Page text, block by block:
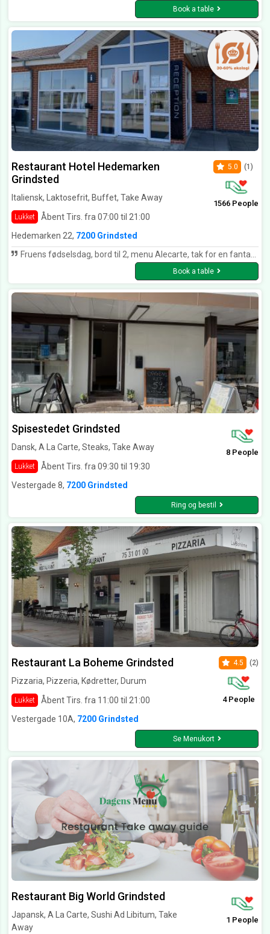
Book a table
Restaurant Hotel Hedemarken
Grindsted
Italiensk, Laktosefrit, Buffet, Take Away
Lukket Åbent Tirs. fra 07:00 til 21:00
5.0 (1)
1566 People
Hedemarken 22, 7200 Grindsted
Fruens fødselsdag, bord til 2, menu Alecarte, tak for en fantastisk oplevelse, super betjening, fantastisk mad og tak for alle de små overraskelser. Vi har nydt de små kager i dag..... tusind tak for en dejlig aften👍😀 5 stjerner ud af 5.
Book a table
Spisestedet Grindsted
Dansk, A La Carte, Steaks, Take Away
Lukket Åbent Tirs. fra 09:30 til 19:30
8 People
Vestergade 8, 7200 Grindsted
Ring og bestil
Restaurant La Boheme Grindsted
Pizzaria, Pizzeria, Kødretter, Durum
Lukket Åbent Tirs. fra 11:00 til 21:00
4.5 (2)
4 People
Vestergade 10A, 7200 Grindsted
Se Menukort
Restaurant Big World Grindsted
Japansk, A La Carte, Sushi Ad Libitum, Take
Away
1 People